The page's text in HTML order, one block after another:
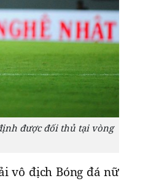
được đối thủ tại vòng
vô địch Bóng đá nữ